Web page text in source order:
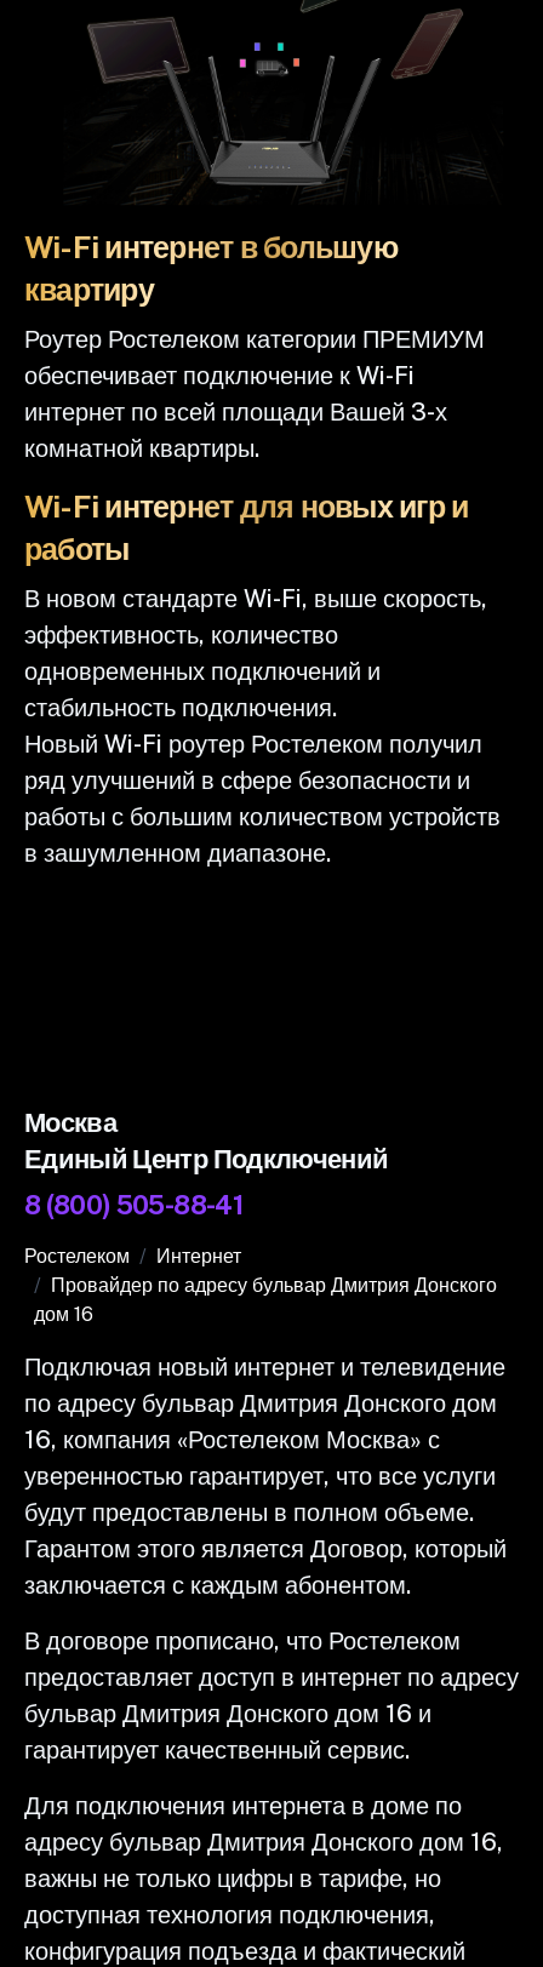
Wi-Fi интернет в большую
квартиру
Роутер Ростелеком категории ПРЕМИУМ
обеспечивает подключение к Wi-Fi
интернет по всей площади Вашей 3-х
комнатной квартиры.
Wi-Fi интернет для новых игр и
работы
В новом стандарте Wi-Fi, выше скорость,
эффективность, количество
одновременных подключений и
стабильность подключения.
Новый Wi-Fi роутер Ростелеком получил
ряд улучшений в сфере безопасности и
работы с большим количеством устройств
в зашумленном диапазоне.
Москва
Единый Центр Подключений
8 (800) 505-88-41
Ростелеком
Интернет
Провайдер по адресу бульвар Дмитрия Донского
дом 16
Подключая новый интернет и телевидение
по адресу бульвар Дмитрия Донского дом
16, компания «Ростелеком Москва» с
уверенностью гарантирует, что все услуги
будут предоставлены в полном объеме.
Гарантом этого является Договор, который
заключается с каждым абонентом.
В договоре прописано, что Ростелеком
предоставляет доступ в интернет по адресу
бульвар Дмитрия Донского дом 16 и
гарантирует качественный сервис.
Для подключения интернета в доме по
адресу бульвар Дмитрия Донского дом 16,
важны не только цифры в тарифе, но
доступная технология подключения,
конфигурация подъезда и фактический